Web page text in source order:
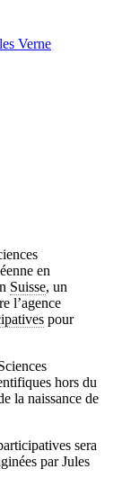
Verne
détaillé
Verne
en
Suisse, un
l’agence
pour
hors du
la naissance de
sera
par Jules